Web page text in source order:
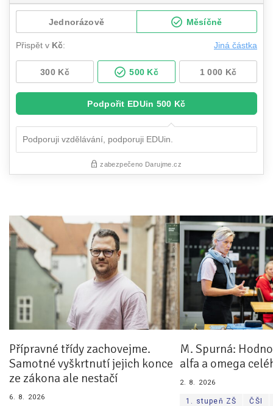
Přípravné třídy zachovejme.
Samotné vyškrtnutí jejich konce
ze zákona ale nestačí
6. 8. 2026
M. Spurná:
alfa a omega
2. 8. 2026
1. stupeň ZŠ ČŠI